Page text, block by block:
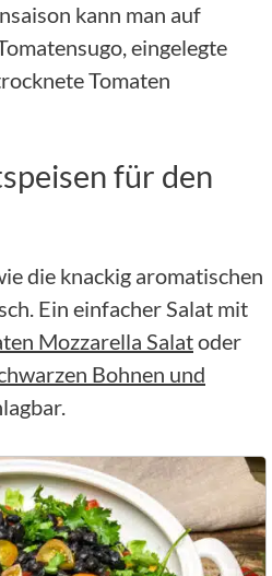
kann man auf
eingelegte
Tomaten
für den
die knackig aromatischen
Ein einfacher Salat mit
Mozzarella Salatoder
Bohnen und